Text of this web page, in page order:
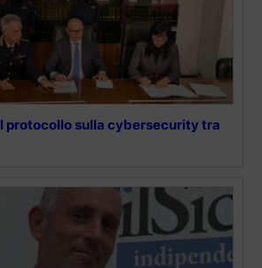
protocollo sulla cybersecurity tra